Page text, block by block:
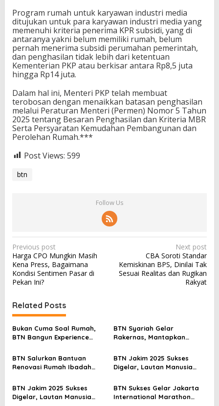
Program rumah untuk karyawan industri media
ditujukan untuk para karyawan industri media yang
memenuhi kriteria penerima KPR subsidi, yang di
antaranya yakni belum memiliki rumah, belum
pernah menerima subsidi perumahan pemerintah,
dan penghasilan tidak lebih dari ketentuan
Kementerian PKP atau berkisar antara Rp8,5 juta
hingga Rp14 juta.
Dalam hal ini, Menteri PKP telah membuat
terobosan dengan menaikkan batasan penghasilan
melalui Peraturan Menteri (Permen) Nomor 5 Tahun
2025 tentang Besaran Penghasilan dan Kriteria MBR
Serta Persyaratan Kemudahan Pembangunan dan
Perolehan Rumah.***
Post Views: 599
btn
Follow Us
P
o
s
t
n
a
v
i
g
a
t
i
Previous post
Harga CPO Mungkin Masih
Kena Press, Bagaimana
Kondisi Sentimen Pasar di
Pekan Ini?
Next post
CBA Soroti Standar
Kemiskinan BPS, Dinilai Tak
Sesuai Realitas dan Rugikan
Rakyat
Related Posts
Bukan Cuma Soal Rumah,
BTN Bangun Experience
BTN Syariah Gelar
Rakernas, Mantapkan
Jadi Bank Umum Syariah
BTN Salurkan Bantuan
Renovasi Rumah Ibadah
BTN Jakim 2025 Sukses
Digelar, Lautan Manusia
Thamrin
BTN Jakim 2025 Sukses
Digelar, Lautan Manusia
BTN Sukses Gelar Jakarta
International Marathon